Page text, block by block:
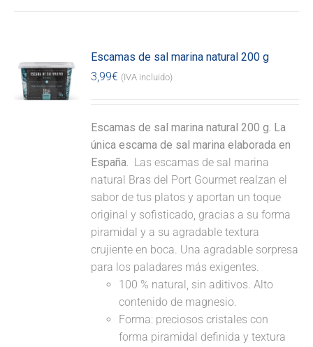
Escamas de sal marina natural 200 g
3,99€ (IVA incluido)
Escamas de sal marina natural 200 g. La
única escama de sal marina elaborada en
España. Las escamas de sal marina
natural Bras del Port Gourmet realzan el
sabor de tus platos y aportan un toque
original y sofisticado, gracias a su forma
piramidal y a su agradable textura
crujiente en boca. Una agradable sorpresa
para los paladares más exigentes.
100 % natural, sin aditivos. Alto
contenido de magnesio.
Forma: preciosos cristales con
forma piramidal definida y textura